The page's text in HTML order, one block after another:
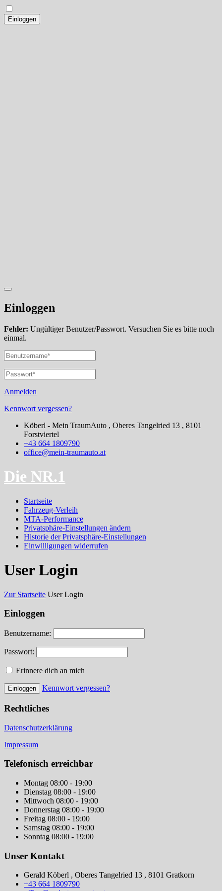
Einloggen
Einloggen
Fehler: Ungültiger Benutzer/Passwort. Versuchen Sie es bitte noch
einmal.
Anmelden
Kennwort vergessen?
Köberl - Mein TraumAuto , Oberes Tangelried 13 , 8101
Forstviertel
+43 664 1809790
office@mein-traumauto.at
Die NR.1
Startseite
Fahrzeug-Verleih
MTA-Performance
Privatsphäre-Einstellungen ändern
Historie der Privatsphäre-Einstellungen
Einwilligungen widerrufen
User Login
Zur Startseite User Login
Einloggen
Benutzername:
Passwort:
Erinnere dich an mich
Kennwort vergessen?
Rechtliches
Datenschutzerklärung
Impressum
Telefonisch erreichbar
Montag 08:00 - 19:00
Dienstag 08:00 - 19:00
Mittwoch 08:00 - 19:00
Donnerstag 08:00 - 19:00
Freitag 08:00 - 19:00
Samstag 08:00 - 19:00
Sonntag 08:00 - 19:00
Unser Kontakt
Gerald Köberl , Oberes Tangelried 13 , 8101 Gratkorn
+43 664 1809790